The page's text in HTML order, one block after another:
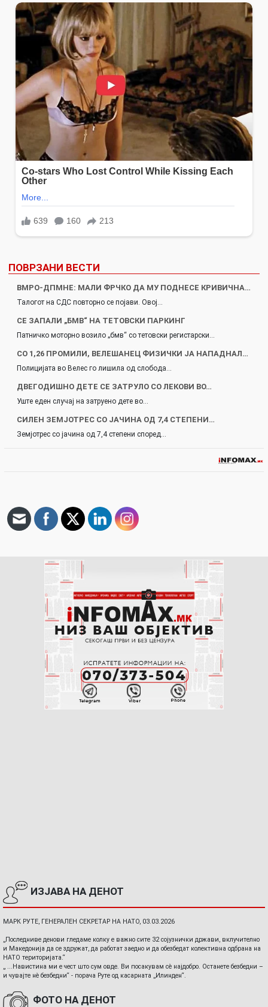
ПОВРЗАНИ ВЕСТИ
ВМРО-ДПМНЕ: МАЛИ ФРЧКО ДА МУ ПОДНЕСЕ КРИВИЧНА…
Талогот на СДС повторно се појави. Овој…
СЕ ЗАПАЛИ „БМВ“ НА ТЕТОВСКИ ПАРКИНГ
Патничко моторно возило „бмв“ со тетовски регистарски…
СО 1,26 ПРОМИЛИ, ВЕЛЕШАНЕЦ ФИЗИЧКИ ЈА НАПАДНАЛ…
Полицијата во Велес го лишила од слобода…
ДВЕГОДИШНО ДЕТЕ СЕ ЗАТРУЛО СО ЛЕКОВИ ВО…
Уште еден случај на затруено дете во…
СИЛЕН ЗЕМЈОТРЕС СО ЈАЧИНА ОД 7,4 СТЕПЕНИ…
Земјотрес со јачина од 7,4 степени според…
ИЗЈАВА НА ДЕНОТ
МАРК РУТЕ, ГЕНЕРАЛЕН СЕКРЕТАР НА НАТО, 03.03.2026
„Последниве денови гледаме колку е важно сите 32 сојузнички држави, вклучително
и Македонија да се здружат, да работат заедно и да обезбедат колективна одбрана на
НАТО територијата.“
„ ...Навистина ми е чест што сум овде. Ви посакувам сè најдобро. Останете безбедни –
и чувајте нè безбедни“ - порача Руте од касарната „Илинден“.
ФОТО НА ДЕНОТ